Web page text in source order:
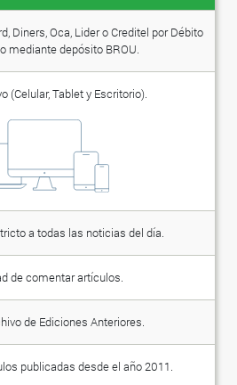
Diners, Oca, Lider o Creditel por Débito
mediante depósito BROU.
(Celular, Tablet y Escritorio).
a todas las noticias del día.
de comentar artículos.
de Ediciones Anteriores.
publicadas desde el año 2011.